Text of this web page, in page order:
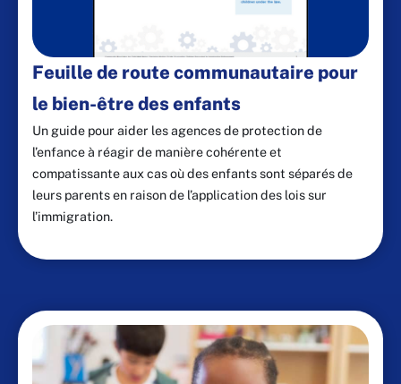
Feuille de route communautaire pour
le bien-être des enfants
Un guide pour aider les agences de protection de
l’enfance à réagir de manière cohérente et
compatissante aux cas où des enfants sont séparés de
leurs parents en raison de l’application des lois sur
l’immigration.